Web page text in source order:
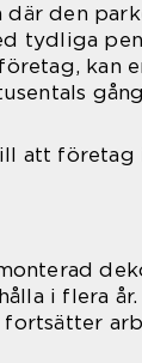
den
tydliga
kan
att företag
i flera
fortsätter